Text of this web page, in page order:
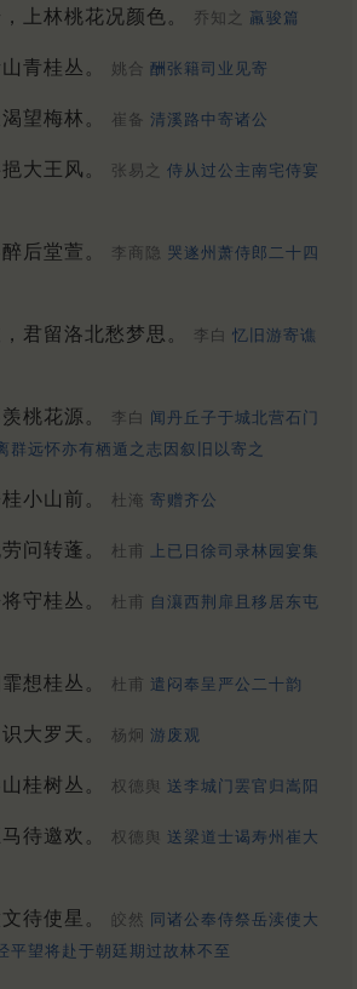
上林桃花况颜色。 乔知之 羸骏篇
青桂丛。 姚合 酬张籍司业见寄
望梅林。 崔备 清溪路中寄诸公
大王风。 张易之 侍从过公主南宅侍宴
后堂萱。 李商隐 哭遂州萧侍郎二十四
君留洛北愁梦思。 李白 忆旧游寄谯
桃花源。 李白 闻丹丘子于城北营石门
群远怀亦有栖遁之志因叙旧以寄之
小山前。 杜淹 寄赠齐公
问转蓬。 杜甫 上已日徐司录林园宴集
守桂丛。 杜甫 自瀼西荆扉且移居东屯
想桂丛。 杜甫 遣闷奉呈严公二十韵
大罗天。 杨炯 游废观
桂树丛。 权德舆 送李城门罢官归嵩阳
待邀欢。 权德舆 送梁道士谒寿州崔大
待使星。 皎然 同诸公奉侍祭岳渎使大
平望将赴于朝廷期过故林不至